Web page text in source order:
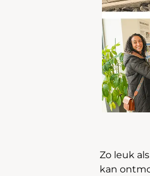
Zo leuk
kan